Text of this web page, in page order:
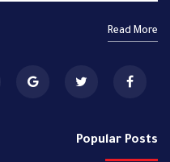
Read More
Popular Posts